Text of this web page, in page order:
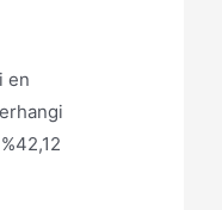
en